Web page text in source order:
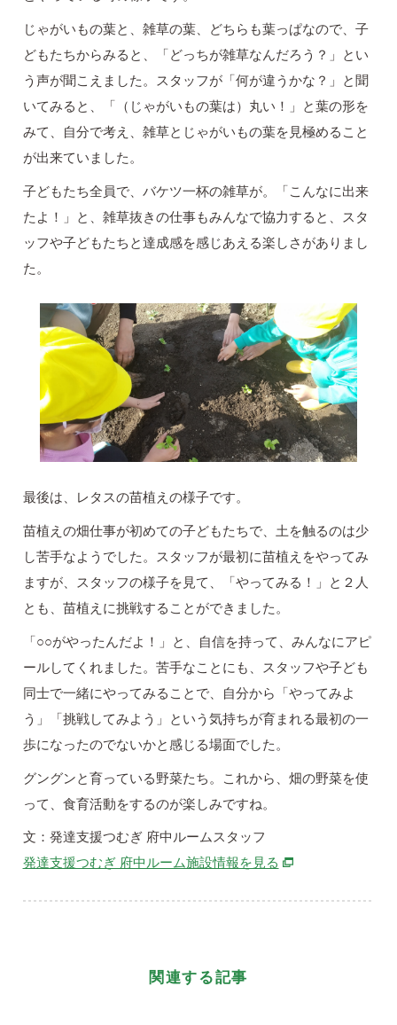
じゃがいもの葉と、雑草の葉、どちらも葉っぱなので、子
どもたちからみると、「どっちが雑草なんだろう？」とい
う声が聞こえました。スタッフが「何が違うかな？」と聞
いてみると、「（じゃがいもの葉は）丸い！」と葉の形を
みて、自分で考え、雑草とじゃがいもの葉を見極めること
が出来ていました。
子どもたち全員で、バケツ一杯の雑草が。「こんなに出来
たよ！」と、雑草抜きの仕事もみんなで協力すると、スタ
ッフや子どもたちと達成感を感じあえる楽しさがありまし
た。
最後は、レタスの苗植えの様子です。
苗植えの畑仕事が初めての子どもたちで、土を触るのは少
し苦手なようでした。スタッフが最初に苗植えをやってみ
ますが、スタッフの様子を見て、「やってみる！」と２人
とも、苗植えに挑戦することができました。
「○○がやったんだよ！」と、自信を持って、みんなにアピ
ールしてくれました。苦手なことにも、スタッフや子ども
同士で一緒にやってみることで、自分から「やってみよ
う」「挑戦してみよう」という気持ちが育まれる最初の一
歩になったのでないかと感じる場面でした。
グングンと育っている野菜たち。これから、畑の野菜を使
って、食育活動をするのが楽しみですね。
文：発達支援つむぎ 府中ルームスタッフ
発達支援つむぎ 府中ルーム施設情報を見る 別ウィンドウで開
関連する記事